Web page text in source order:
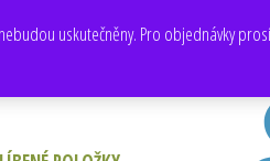
uskutečněny. Pro objednávky